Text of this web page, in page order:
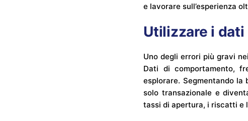
e lavorare sull’esperienza
Utilizzare i
Uno degli errori più gravi
Dati di comportamento,
esplorare. Segmentando la
solo transazionale e
tassi di apertura, i riscatti e